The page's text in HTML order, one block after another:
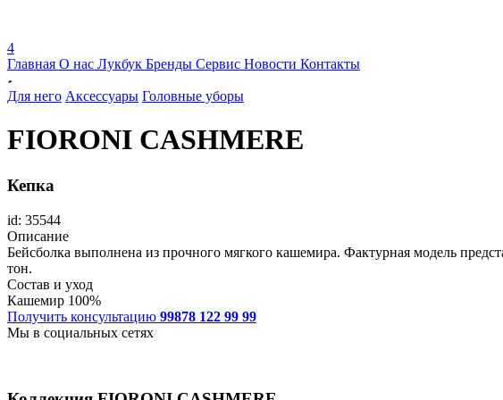
4
Главная О нас Лукбук Бренды Сервис Новости Контакты
Для него Аксессуары Головные уборы
FIORONI CASHMERE
Кепка
id: 35544
Описание
Бейсболка выполнена из прочного мягкого кашемира. Фактурная модель
тон.
Состав и уход
Кашемир 100%
Получить консультацию 99878 122 99 99
Мы в социальных сетях